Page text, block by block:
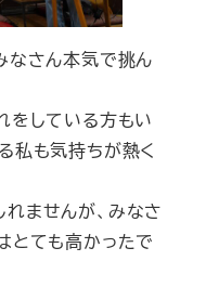
なさん本気で挑ん
をしている方もい
私も気持ちが熱く
ませんが、みなさ
とても高かったで